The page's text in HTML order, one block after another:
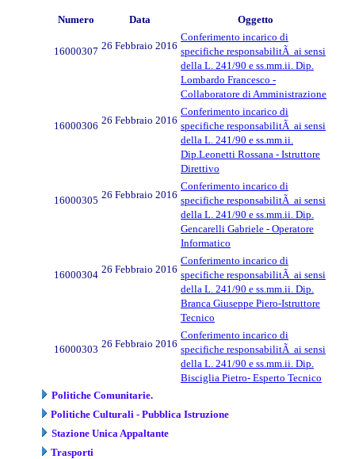
Numero Data Oggetto
16000307 26 Febbraio 2016
Conferimento incarico di
specifiche responsabilitÃ ai sensi
della L. 241/90 e ss.mm.ii. Dip.
Lombardo Francesco -
Collaboratore di Amministrazione
16000306 26 Febbraio 2016
Conferimento incarico di
specifiche responsabilitÃ ai sensi
della L. 241/90 e ss.mm.ii.
Dip.Leonetti Rossana - Istruttore
Direttivo
16000305 26 Febbraio 2016
Conferimento incarico di
specifiche responsabilitÃ ai sensi
della L. 241/90 e ss.mm.ii. Dip.
Gencarelli Gabriele - Operatore
Informatico
16000304 26 Febbraio 2016
Conferimento incarico di
specifiche responsabilitÃ ai sensi
della L. 241/90 e ss.mm.ii. Dip.
Branca Giuseppe Piero-Istruttore
Tecnico
16000303 26 Febbraio 2016
Conferimento incarico di
specifiche responsabilitÃ ai sensi
della L. 241/90 e ss.mm.ii. Dip.
Bisciglia Pietro- Esperto Tecnico
Politiche Comunitarie.
Politiche Culturali - Pubblica Istruzione
Stazione Unica Appaltante
Trasporti